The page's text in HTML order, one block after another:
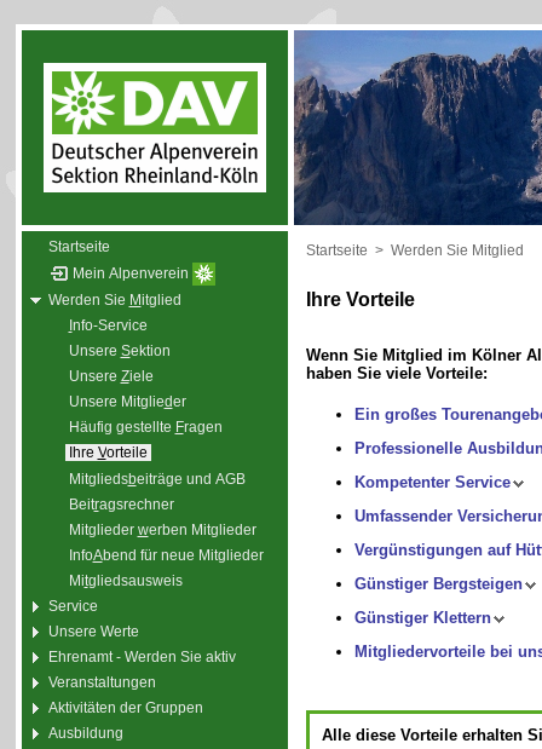
Startseite
Mein Alpenverein
Werden Sie Mitglied
nfo-Service
Unsere Sektion
Unsere Ziele
Unsere Mitglieder
Häufig gestellte Fragen
Ihre Vorteile
Mitgliedsbeiträge und AGB
Beitragsrechner
Mitglieder werben Mitglieder
InfoAbend für neue Mitglieder
Mitgliedsausweis
Service
Unsere Werte
Ehrenamt - Werden Sie aktiv
Veranstaltungen
Aktivitäten der Gruppen
Ausbildung
Startseite > Werden Sie Mitglied
Ihre Vorteile
Wenn Sie Mitglied im Kölner
haben Sie viele Vorteile:
Ein großes
Professionelle
Kompetenter Service
Umfassender
Vergünstigungen auf
Günstiger Bergsteigen
Günstiger Klettern
Mitgliedervorteile bei
Alle diese Vorteile erhalten